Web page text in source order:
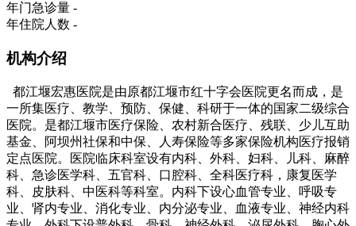
年门急诊量 -
年住院人数 -
机构介绍
都江堰宏惠医院是由原都江堰市红十字会医院更名而成，是
一所集医疗、教学、预防、保健、科研于一体的国家二级综合
医院。是都江堰市医疗保险、农村新合医疗、残联、少儿互助
基金、阿坝州社保和中保、人寿保险等多家保险机构医疗报销
定点医院。医院临床科室设有内科、外科、妇科、儿科、麻醉
科、急诊医学科、五官科、口腔科、全科医疗科，康复医学
科、皮肤科、中医科等科室。内科下设心血管专业、呼吸专
业、肾内专业、消化专业、内分泌专业、血液专业、神经内科